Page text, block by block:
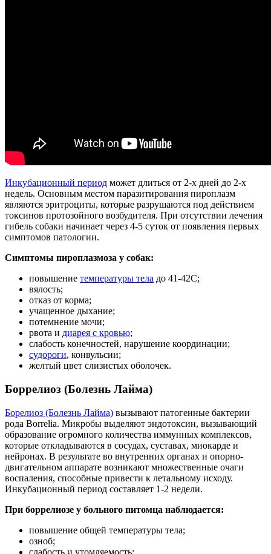
Инкубационный период может длиться от 2-х дней до 2-х
недель. Основным местом паразитирования пироплазм
являются эритроциты, которые разрушаются под действием
токсинов протозойного возбудителя. При отсутствии лечения
гибель собаки начинает через 4-5 суток от появления первых
симптомов патологии.
Симптомы пироплазмоза у собак:
повышение температуры тела до 41-42С;
вялость;
отказ от корма;
учащенное дыхание;
потемнение мочи;
рвота и диарея с кровью;
слабость конечностей, нарушение координации;
судороги, конвульсии;
желтый цвет слизистых оболочек.
Боррелиоз (Болезнь Лайма)
Борелиоз (Болезнь Лайма) вызывают патогенные бактерии
рода Borrelia. Микробы выделяют эндотоксин, вызывающий
образование огромного количества иммунных комплексов,
которые откладываются в сосудах, суставах, миокарде и
нейронах. В результате во внутренних органах и опорно-
двигательном аппарате возникают множественные очаги
воспаления, способные привести к летальному исходу.
Инкубационный период составляет 1-2 недели.
При боррелиозе у больного питомца наблюдается:
повышение общей температуры тела;
озноб;
слабость и утомляемость;